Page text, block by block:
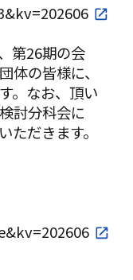
第26期の会
体の皆様に、
。なお、頂い
討分科会に
ただきます。